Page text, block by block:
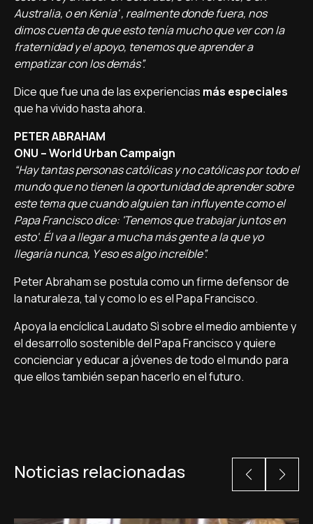
Australia, o en Kenia' , realmente donde fuera, nos
dimos cuenta de que esto tenía mucho que ver con la
fraternidad y el apoyo, tenemos que aprender a
empatizar con los demás”.
Dice que fue una de las experiencias más especiales
que ha vivido hasta ahora.
PETER ABRAHAM
ONU – World Urban Campaign
“Hay tantas personas católicas y no católicas por todo el
mundo que no tienen la oportunidad de aprender sobre
este tema que cuando alguien tan influyente como el
Papa Francisco dice: 'Tenemos que trabajar juntos en
esto'. Él va a llegar a mucha más gente a la que yo
llegaría nunca, Y eso es algo increíble”.
Peter Abraham se postula como un firme defensor de
la naturaleza, tal y como lo es el Papa Francisco.
Apoya la encíclica Laudato Sì sobre el medio ambiente y
el desarrollo sostenible del Papa Francisco y quiere
concienciar y educar a jóvenes de todo el mundo para
que ellos también sepan hacerlo en el futuro.
Noticias relacionadas